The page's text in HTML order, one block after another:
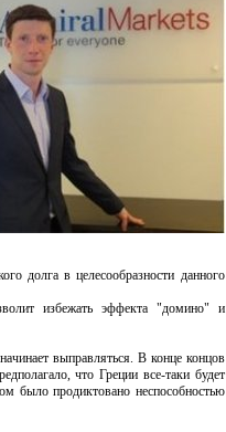
долга в целесообразности данного
избежать эффекта "домино" и
выправляться. В конце концов
что Греции все-таки будет
было продиктовано неспособностью